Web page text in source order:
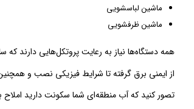
ماشین لباسشویی
ماشین ظرفشویی
همه دستگاه‌ها نیاز به رعایت پروتکل‌هایی دارند که
از ایمنی برق گرفته تا شرایط فیزیکی نصب و
تصور کنید که آب منطقه‌ای شما سکونت دارید املاح